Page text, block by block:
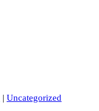
| Uncategorized